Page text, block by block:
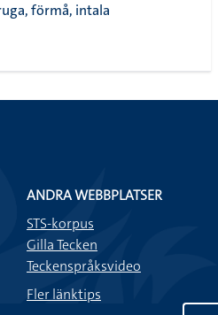
förmå, intala
ANDRA WEBBPLATSER
STS-korpus
Gilla Tecken
Teckenspråksvideo
Fler länktips